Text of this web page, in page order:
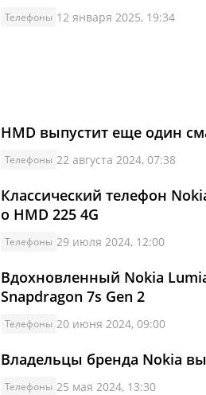
Телефоны 12 января 2025, 19:34
HMD выпустит еще один
Телефоны 22 августа 2024, 07:38
Классический телефон
о HMD 225 4G
Телефоны 29 июля 2024, 12:00
Вдохновленный Nokia
Snapdragon 7s Gen 2
Телефоны 20 июня 2024, 09:00
Владельцы бренда Nokia
Телефоны 25 мая 2024, 13:30